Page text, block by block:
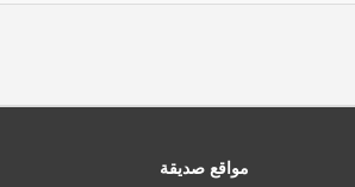
مواقع صديقة